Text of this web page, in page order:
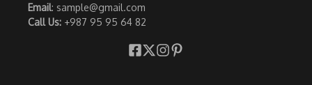
Email: sample@gmail.com
Call Us: +987 95 95 64 82